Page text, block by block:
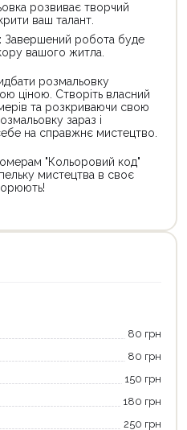
розвиває творчий
ваш талант.
Завершений робота буде
вашого житла.
розмальовку
ціною. Створіть власний
та розкриваючи свою
зараз і
на справжнє мистецтво.
"Кольоровий код"
мистецтва в своє
80 грн
80 грн
150 грн
180 грн
250 грн